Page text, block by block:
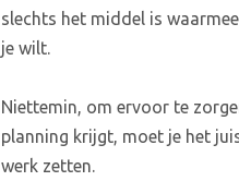
slechts het middel is
je wilt.
Niettemin, om ervoor te
planning krijgt, moet je het
werk zetten.